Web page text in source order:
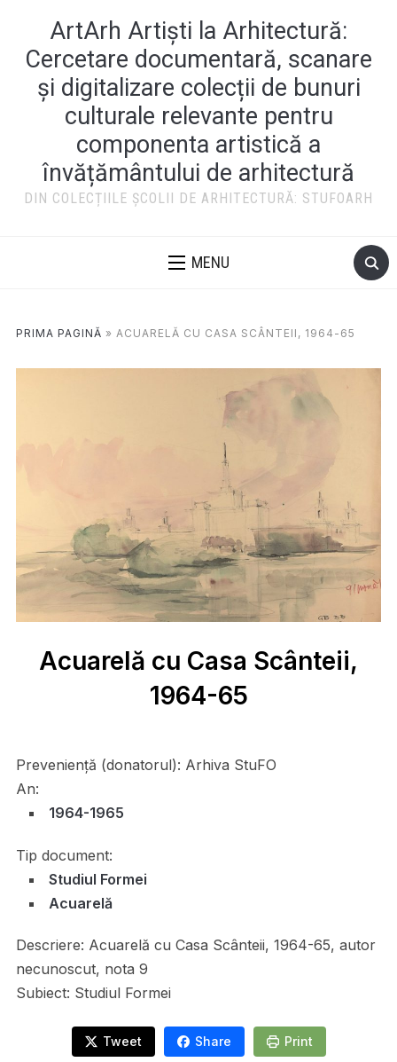
ArtArh Artiști la Arhitectură:
Cercetare documentară, scanare
și digitalizare colecții de bunuri
culturale relevante pentru
componenta artistică a
învățământului de arhitectură
DIN COLECȚIILE ȘCOLII DE ARHITECTURĂ: STUFOARH
MENU
PRIMA PAGINĂ » ACUARELĂ CU CASA SCÂNTEII, 1964-65
Acuarelă cu Casa Scânteii,
1964-65
Preveniență (donatorul): Arhiva StuFO
An:
1964-1965
Tip document:
Studiul Formei
Acuarelă
Descriere: Acuarelă cu Casa Scânteii, 1964-65, autor
necunoscut, nota 9
Subiect: Studiul Formei
Tweet Share Print